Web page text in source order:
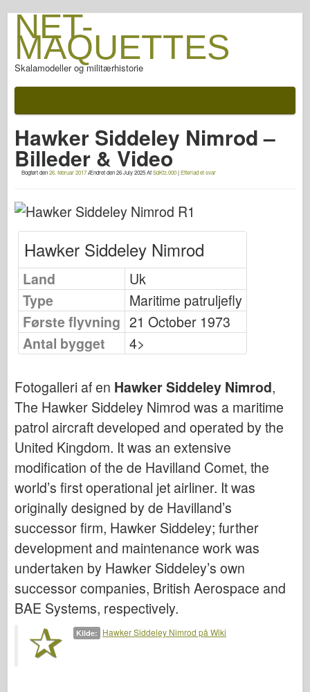
NET-
MAQUETTES
Skalamodeller og militærhistorie
Efter slaget
AFV våben
Allieret akse
Rustning i profil
Concord
Møtrikker og bolte
Ny fortrop
Fiskeørn Modellering
Fiskeørn Publishing
Eskadrille signal
Lastbiler og tanke
Waffen-Arsenal
Wydawnictwo Militaria
Maquettes
Academy
Es-modeller
AFV Klub
Flyvevåbnet
AZ-model
Sort hund
Bronco
Cyber-Hobby
Hawker Siddeley Nimrod –
Billeder & Video
Bogført den26. februar 2017Ændret den26 July 2025AfSdKfz.000|Efterlad et svar
Hawker Siddeley Nimrod
Land
Uk
Type
Maritime patruljefly
Første flyvning 21 October 1973
Antal bygget
4>
Fotogalleri af en Hawker Siddeley Nimrod,
The Hawker Siddeley Nimrod was a maritime
patrol aircraft developed and operated by the
United Kingdom. It was an extensive
modification of the de Havilland Comet, the
world’s first operational jet airliner. It was
originally designed by de Havilland’s
successor firm, Hawker Siddeley; further
development and maintenance work was
undertaken by Hawker Siddeley’s own
successor companies, British Aerospace and
BAE Systems, respectively.
Kilde: Hawker Siddeley Nimrod på Wiki